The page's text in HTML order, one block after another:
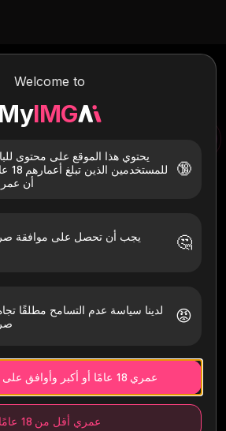
Welcome to
MyIMG
🔞
يحتوي هذا الموقع على محتوى
أن عمرك
🤔
يجب أن تحصل على موافقة
😡
لدينا سياسة عدم التسامح مطلقًا
عمري 18 عامًا أو أكبر وأوافق على هذه الشروط
عمري أقل من 18 عامًا
قم بتحويل الصور الجماعية باستخدام تقنية
صريحة. يجب أن يكون عمرك 18+. تم الحذف خلال 24 ساعة.
حجم الثدي